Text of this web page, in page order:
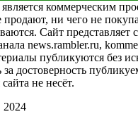
коммерческим
продают, ни чего не
Сайт представляет
news.rambler.ru,
публикуются без
за достоверность
не несёт.
2024